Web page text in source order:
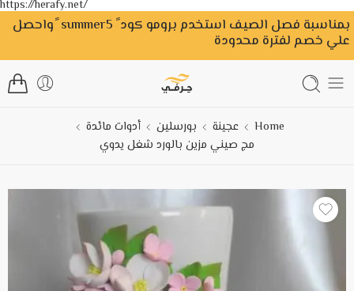
https://herafy.net/
بمناسبة فصل الصيف استخدم برومو كود ً summer5 ًواحصل
علي خصم لفترة محدودة
Home عجينة بورسلين
أدوات مائدة
مج صيني مزين بالورد شغل يدوي